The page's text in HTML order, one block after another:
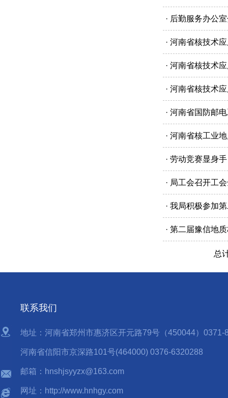
· 后勤服务办公
· 河南省核技术
· 河南省核技术
· 河南省核技术
· 河南省国防邮
· 河南省核工业
· 劳动竞赛显身
· 局工会召开工
· 我局积极参加
· 第二届豫信地
总
联系我们
地址：河南省郑州市惠济区开元路79号（450044）0371-
河南省信阳市京深路101号(464000) 0376-6320288
邮箱：hnshjsyyzx@163.com
网址：http://www.hnhgy.com